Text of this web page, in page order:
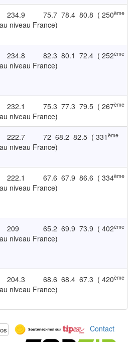
234.9 75.7 78.4 80.8 ( 250ème
au niveau France)
234.8 82.3 80.1 72.4 ( 252ème
au niveau France)
232.1 75.3 77.3 79.5 ( 267ème
au niveau France)
222.7 72 68.2 82.5 ( 331ème
au niveau France)
222.1 67.6 67.9 86.6 ( 334ème
au niveau France)
209 65.2 69.9 73.9 ( 402ème
au niveau France)
204.3 68.6 68.4 67.3 ( 420ème
au niveau France)
Contact